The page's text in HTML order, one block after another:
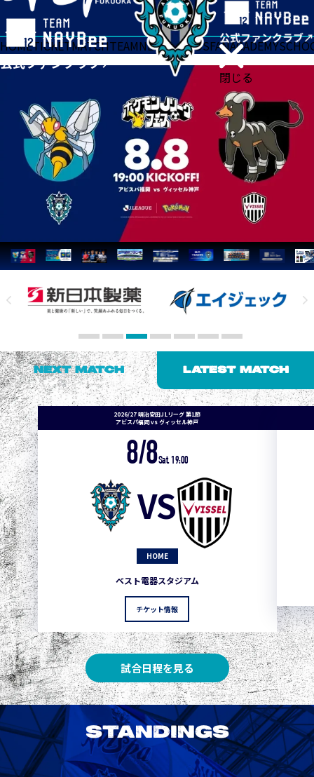
閉じる
HOMETICKETMATCHTEAMNEWSGOODSFANACADEMY
NEXT MATCH LATEST MATCH
2026/27 明治安田J1リーグ 第1節
アビスパ福岡 vs ヴィッセル神戸
8/8Sat. 19:00
VS
HOME
ベスト電器スタジアム
チケット情報
試合日程を見る
STANDINGS